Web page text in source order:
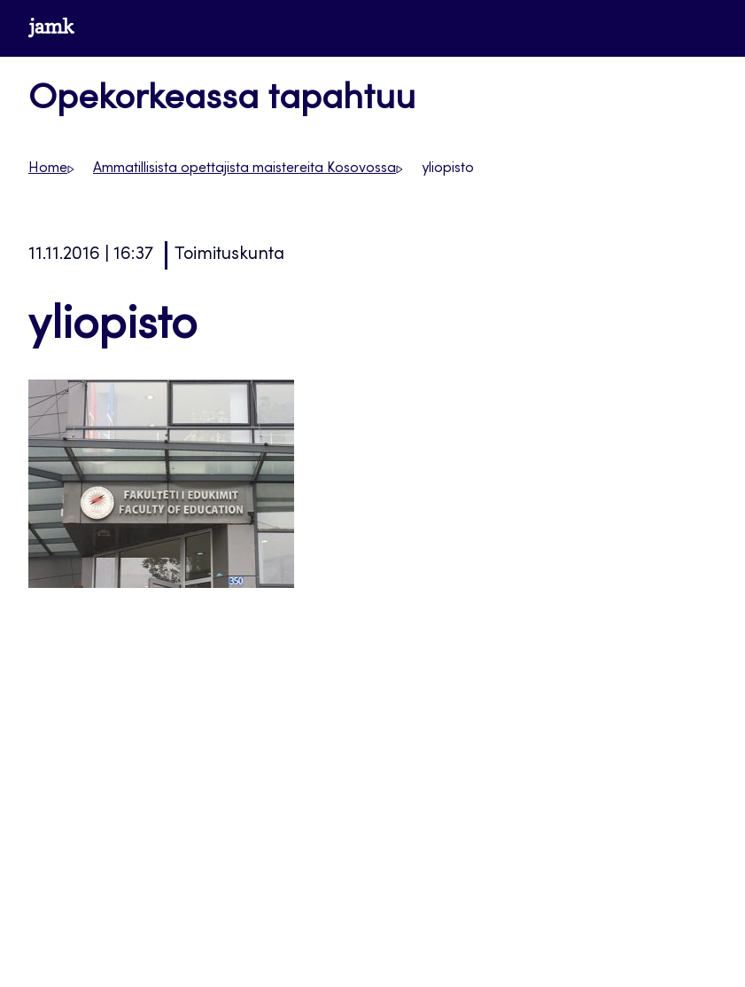
Siirrywww.jamk.fi
Opekorkeassa tapahtuu
Home Ammatillisista opettajista maistereita Kosovossa yliopisto
11.11.2016 | 16:37 Toimituskunta
yliopisto